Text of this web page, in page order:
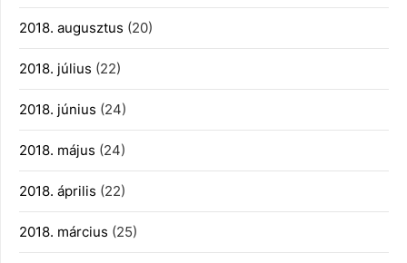
2018. augusztus (20)
2018. július (22)
2018. június (24)
2018. május (24)
2018. április (22)
2018. március (25)